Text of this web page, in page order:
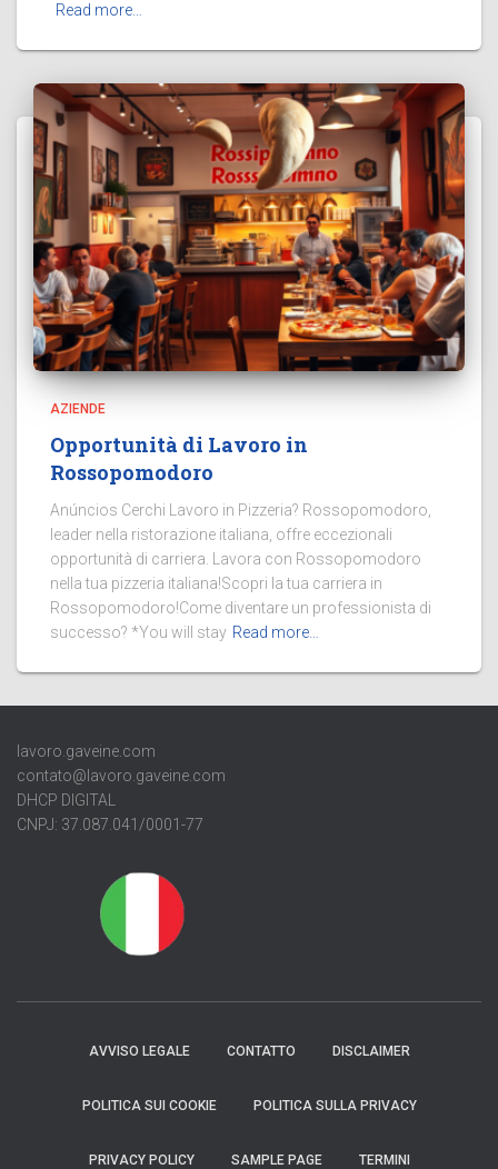
Read more…
AZIENDE
Opportunità di Lavoro in
Rossopomodoro
Anúncios Cerchi Lavoro in Pizzeria? Rossopomodoro,
leader nella ristorazione italiana, offre eccezionali
opportunità di carriera. Lavora con Rossopomodoro
nella tua pizzeria italiana!Scopri la tua carriera in
Rossopomodoro!Come diventare un professionista di
successo? *You will stay Read more…
lavoro.gaveine.com
contato@lavoro.gaveine.com
DHCP DIGITAL
CNPJ: 37.087.041/0001-77
AVVISO LEGALE CONTATTO DISCLAIMER
POLITICA SUI COOKIE POLITICA SULLA PRIVACY
PRIVACY POLICY SAMPLE PAGE TERMINI